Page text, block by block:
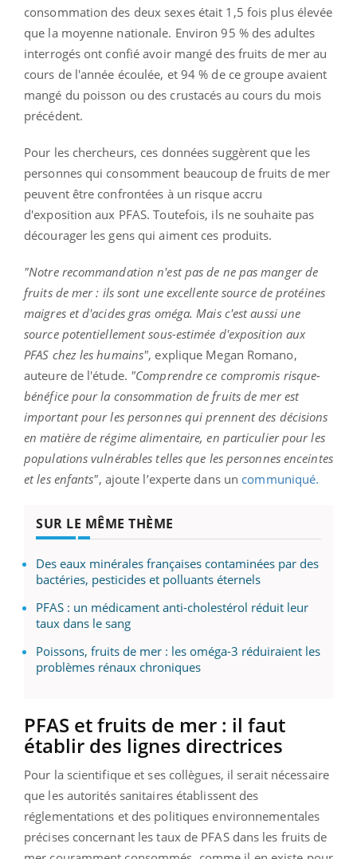
consommation des deux sexes était 1,5 fois plus élevée
que la moyenne nationale. Environ 95 % des adultes
interrogés ont confié avoir mangé des fruits de mer au
cours de l'année écoulée, et 94 % de ce groupe avaient
mangé du poisson ou des crustacés au cours du mois
précédent.
Pour les chercheurs, ces données suggèrent que les
personnes qui consomment beaucoup de fruits de mer
peuvent être confrontées à un risque accru
d'exposition aux PFAS. Toutefois, ils ne souhaite pas
décourager les gens qui aiment ces produits.
"Notre recommandation n'est pas de ne pas manger de
fruits de mer : ils sont une excellente source de protéines
maigres et d'acides gras oméga. Mais c'est aussi une
source potentiellement sous-estimée d'exposition aux
PFAS chez les humains", explique Megan Romano,
auteure de l'étude. "Comprendre ce compromis risque-
bénéfice pour la consommation de fruits de mer est
important pour les personnes qui prennent des décisions
en matière de régime alimentaire, en particulier pour les
populations vulnérables telles que les personnes enceintes
et les enfants", ajoute l’experte dans un communiqué.
SUR LE MÊME THÈME
Des eaux minérales françaises contaminées par des
bactéries, pesticides et polluants éternels
PFAS : un médicament anti-cholestérol réduit leur
taux dans le sang
Poissons, fruits de mer : les oméga-3 réduiraient les
problèmes rénaux chroniques
PFAS et fruits de mer : il faut
établir des lignes directrices
Pour la scientifique et ses collègues, il serait nécessaire
que les autorités sanitaires établissent des
réglementations et des politiques environnementales
précises concernant les taux de PFAS dans les fruits de